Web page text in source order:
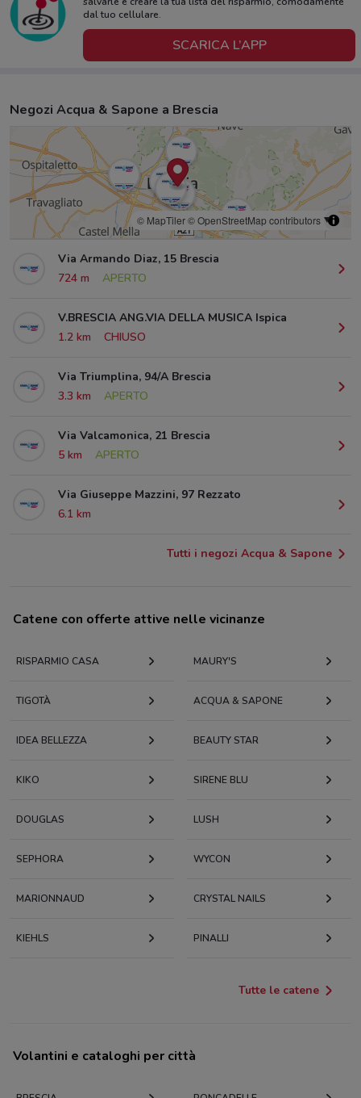
dal tuo cellulare.
SCARICA L’APP
Negozi Acqua & Sapone a Brescia
© MapTiler© OpenStreetMap contributors
Via Armando Diaz, 15 Brescia
724 m
APERTO
V.BRESCIA ANG.VIA DELLA MUSICA Ispica
1.2 km
CHIUSO
Via Triumplina, 94/A Brescia
3.3 km
APERTO
Via Valcamonica, 21 Brescia
5 km
APERTO
Via Giuseppe Mazzini, 97 Rezzato
6.1 km
Tutti i negozi Acqua & Sapone
Catene con offerte attive nelle vicinanze
RISPARMIO CASA MAURY'S
TIGOTÀ ACQUA & SAPONE
IDEA BELLEZZA BEAUTY STAR
KIKO SIRENE BLU
DOUGLAS LUSH
SEPHORA WYCON
MARIONNAUD CRYSTAL NAILS
KIEHLS PINALLI
Tutte le catene
Volantini e cataloghi per città